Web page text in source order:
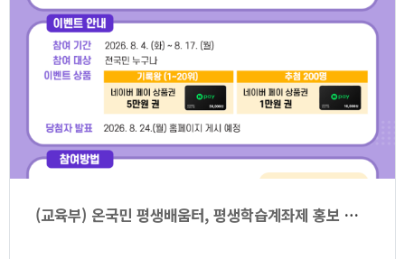
(교육부) 온국민 평생배움터, 평생학습계좌제 홍보 및 안내